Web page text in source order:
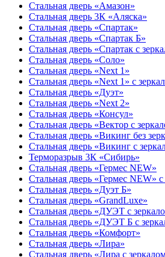
Стальная дверь «Амазон»
Стальная дверь 3К «Аляска»
Стальная дверь «Спартак»
Стальная дверь «Спартак Б»
Стальная дверь «Спартак с
Стальная дверь «Соло»
Стальная дверь «Next 1»
Стальная дверь «Next 1» с
Стальная дверь «Дуэт»
Стальная дверь «Next 2»
Стальная дверь «Консул»
Стальная дверь «Вектор с
Стальная дверь «Викинг без
Стальная дверь «Викинг c
Терморазрыв 3К «Сибирь»
Стальная дверь «Гермес NEW»
Стальная дверь «Гермес NEW»
Стальная дверь «Дуэт Б»
Стальная дверь «GrandLuxe»
Стальная дверь «ДУЭТ с
Стальная дверь «ДУЭТ Б с
Стальная дверь «Комфорт»
Стальная дверь «Лира»
Стальная дверь «Лира с